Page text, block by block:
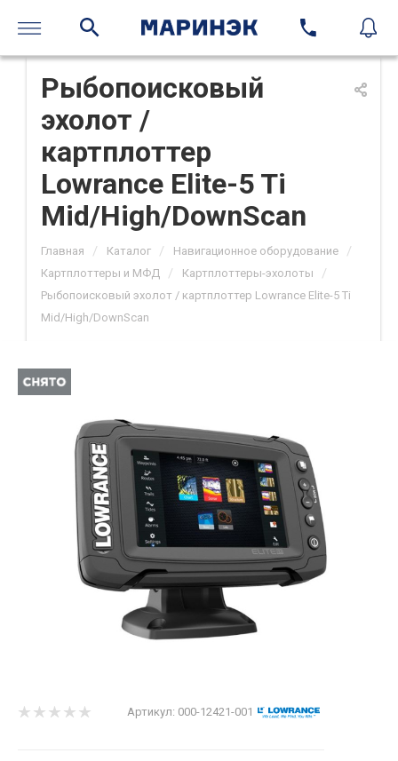
Рыбопоисковый
эхолот /
картплоттер
Lowrance Elite-5 Ti
Mid/High/DownScan
Главная / Каталог / Навигационное оборудование /
Картплоттеры и МФД / Картплоттеры-эхолоты /
Рыбопоисковый эхолот / картплоттер Lowrance Elite-5 Ti
Mid/High/DownScan
Артикул: 000-12421-001